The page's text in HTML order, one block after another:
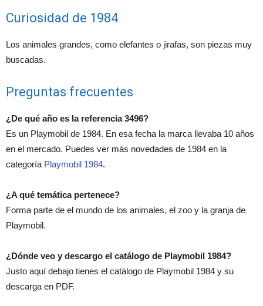
Curiosidad de 1984
Los animales grandes, como elefantes o jirafas, son piezas muy
buscadas.
Preguntas frecuentes
¿De qué año es la referencia 3496?
Es un Playmobil de 1984. En esa fecha la marca llevaba 10 años
en el mercado. Puedes ver más novedades de 1984 en la
categoría Playmobil 1984.
¿A qué temática pertenece?
Forma parte de el mundo de los animales, el zoo y la granja de
Playmobil.
¿Dónde veo y descargo el catálogo de Playmobil 1984?
Justo aquí debajo tienes el catálogo de Playmobil 1984 y su
descarga en PDF.